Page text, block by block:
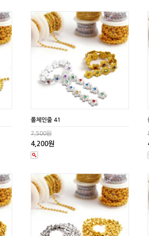
롤체인줄 41
7,500원
4,200원